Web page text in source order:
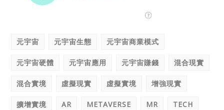
元宇宙 元宇宙生態 元宇宙商業模式
元宇宙硬體 元宇宙應用 元宇宙賺錢 混合現實
混合實境 虛擬現實 虛擬實境 增強現實
擴增實境 AR METAVERSE MR TECH